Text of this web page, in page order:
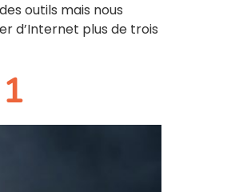
outils mais nous
d’Internet plus de trois